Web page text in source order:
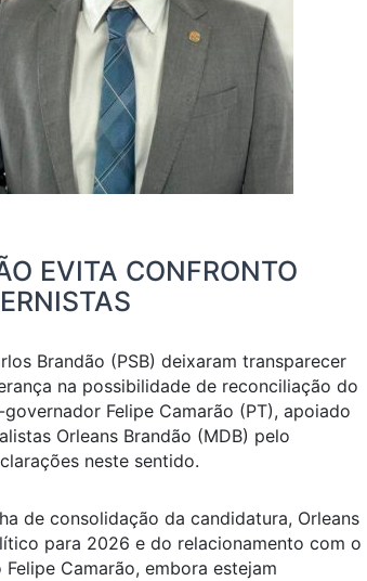
EVITA CONFRONTO
Brandão (PSB) deixaram transparecer
na possibilidade de reconciliação do
Felipe Camarão (PT), apoiado
Orleans Brandão (MDB) pelo
neste sentido.
de consolidação da candidatura, Orleans
para 2026 e do relacionamento com o
Camarão, embora estejam